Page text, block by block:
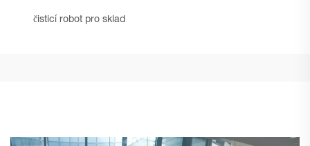
čisticí robot pro sklad